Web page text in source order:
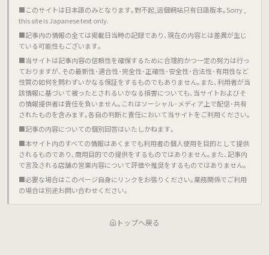
■このサイトは日本語のみとなります｡對不起,這個網站只有日語版本｡Sorry ,
this site is Japanese text only.
■記事内の情報の全ては掲載日当時の記録であり､現在の内容とは差異が生じ
ている可能性もございます｡
■当サイトは記事内容の信頼性を確保するために合理的かつ一定の努力は行っ
ておりますが､その最新性･適合性･完全性･正確性･安全性･合法性･有用性など
性質の如何を問わずいかなる保証をするものでもありません｡また､利用者が当
該情報に基づいて被ったとされるいかなる損害についても､当サイトおよびそ
の情報提供者は責任を負いません｡これはソーシャル･メディア上で配信･共有
されたものを含みます｡各自の判断と責任において当サイトをご利用ください｡
■記事の内容についての個別回答はいたしかねます｡
■本サイト内のすべての情報はあくまでも利用者の個人使用を目的として提供
されるものであり､商用目的での提供をするものではありません｡また､記事内
で言及される店舗の営業内容について評価や推奨をするものではありません｡
■必要な場合はこのページ自身にリンクをお張りください｡業務関係でご利用
の場合は別途お問い合わせください｡
トップへ戻る